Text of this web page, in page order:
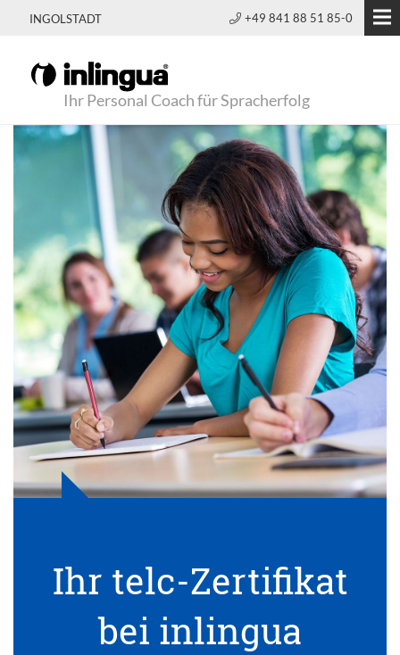
INGOLSTADT +49 841 88 51 85-0
Ihr Personal Coach für Spracherfolg
Ihr telc-Zertifikat
bei inlingua